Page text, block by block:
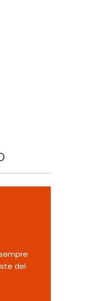
del